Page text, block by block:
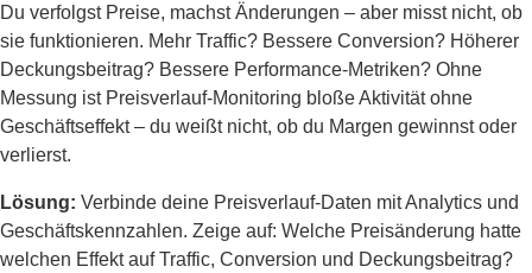
Du verfolgst Preise, machst Änderungen – aber misst nicht, ob
sie funktionieren. Mehr Traffic? Bessere Conversion? Höherer
Deckungsbeitrag? Bessere Performance-Metriken? Ohne
Messung ist Preisverlauf-Monitoring bloße Aktivität ohne
Geschäftseffekt – du weißt nicht, ob du Margen gewinnst oder
verlierst.
Lösung: Verbinde deine Preisverlauf-Daten mit Analytics und
Geschäftskennzahlen. Zeige auf: Welche Preisänderung hatte
welchen Effekt auf Traffic, Conversion und Deckungsbeitrag?